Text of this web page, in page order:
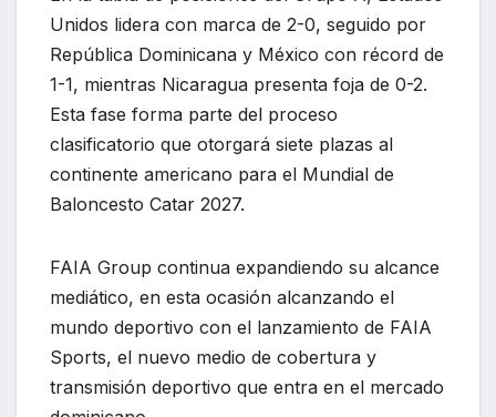
Unidos lidera con marca de 2-0, seguido por
República Dominicana y México con récord de
1-1, mientras Nicaragua presenta foja de 0-2.
Esta fase forma parte del proceso
clasificatorio que otorgará siete plazas al
continente americano para el Mundial de
Baloncesto Catar 2027.
FAIA Group continua expandiendo su alcance
mediático, en esta ocasión alcanzando el
mundo deportivo con el lanzamiento de FAIA
Sports, el nuevo medio de cobertura y
transmisión deportivo que entra en el mercado